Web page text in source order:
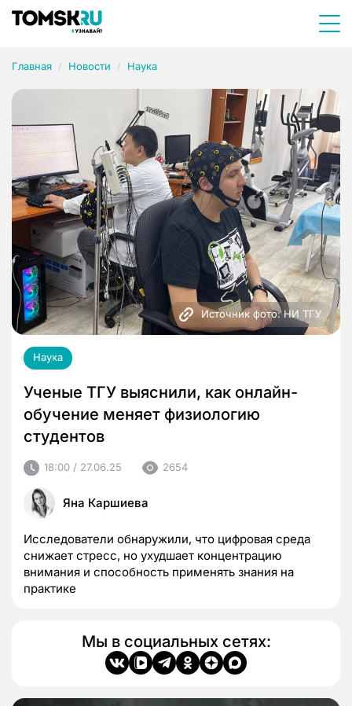
Главная Новости Наука
Источник фото: НИ ТГУ
Наука
Ученые ТГУ выяснили, как онлайн-
обучение меняет физиологию
студентов
18:00 / 27.06.25 2654
Яна Каршиева
Исследователи обнаружили, что цифровая среда
снижает стресс, но ухудшает концентрацию
внимания и способность применять знания на
практике
Мы в социальных сетях: